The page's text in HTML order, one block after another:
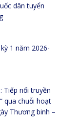
dân tuyển
1 năm 2026-
Tiếp nối truyền
qua chuỗi hoạt
Thương binh –